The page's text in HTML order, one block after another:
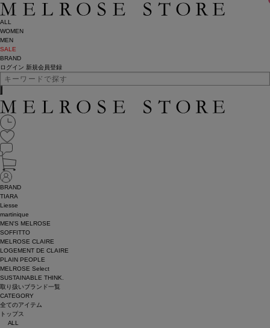
ALL
WOMEN
MEN
SALE
BRAND
ログイン 新規会員登録
BRAND
TIARA
Liesse
martinique
MEN'S MELROSE
SOFFITTO
MELROSE CLAIRE
LOGEMENT DE CLAIRE
PLAIN PEOPLE
MELROSE Select
SUSTAINABLE THINK.
取り扱いブランド一覧
CATEGORY
全てのアイテム
トップス
ALL